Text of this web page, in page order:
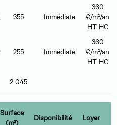
355 Immédiate
360
€/m²/an
HT HC
255 Immédiate
360
€/m²/an
HT HC
2 045
Surface
(m²)
Disponibilité Loyer